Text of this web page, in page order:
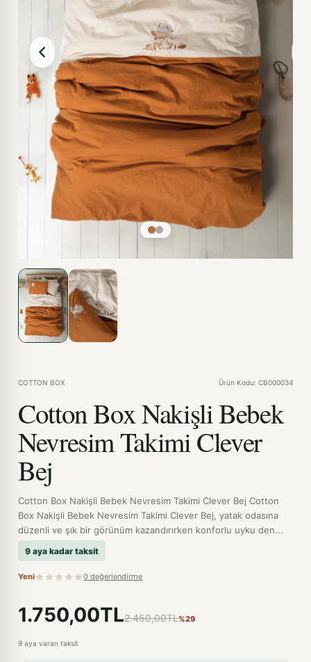
COTTON BOX Ürün Kodu: CB000034
Cotton Box Nakişli Bebek
Nevresim Takimi Clever
Bej
Cotton Box Nakişli Bebek Nevresim Takimi Clever Bej Cotton
Box Nakişli Bebek Nevresim Takimi Clever Bej, yatak odasına
düzenli ve şık bir görünüm kazandırırken konforlu uyku den...
9 aya kadar taksit
Yeni 0 değerlendirme
1.750,00TL2.450,00TL%29
9 aya varan taksit